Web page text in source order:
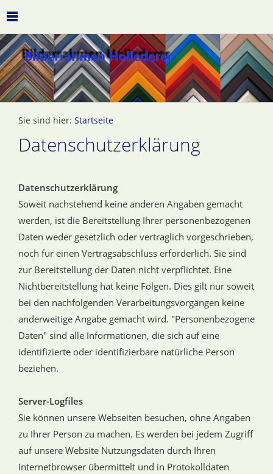
Sie sind hier: Startseite
Datenschutzerklärung
Datenschutzerklärung
Soweit nachstehend keine anderen Angaben gemacht
werden, ist die Bereitstellung Ihrer personenbezogenen
Daten weder gesetzlich oder vertraglich vorgeschrieben,
noch für einen Vertragsabschluss erforderlich. Sie sind
zur Bereitstellung der Daten nicht verpflichtet. Eine
Nichtbereitstellung hat keine Folgen. Dies gilt nur soweit
bei den nachfolgenden Verarbeitungsvorgängen keine
anderweitige Angabe gemacht wird. "Personenbezogene
Daten" sind alle Informationen, die sich auf eine
identifizierte oder identifizierbare natürliche Person
beziehen.
Server-Logfiles
Sie können unsere Webseiten besuchen, ohne Angaben
zu Ihrer Person zu machen. Es werden bei jedem Zugriff
auf unsere Website Nutzungsdaten durch Ihren
Internetbrowser übermittelt und in Protokolldaten